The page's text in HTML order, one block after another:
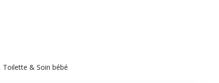
Toilette & Soin bébé